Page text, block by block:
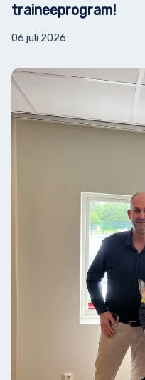
traineeprogram!
06 juli 2026